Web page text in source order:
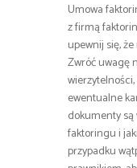
Umowa
z firmą
upewnij się,
Zwróć uwagę
ewentualne
dokumenty
faktoringu i
przypadku